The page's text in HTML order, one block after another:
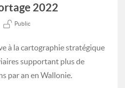
2022
Public
à la cartographie stratégique
supportant plus de
par an en Wallonie.